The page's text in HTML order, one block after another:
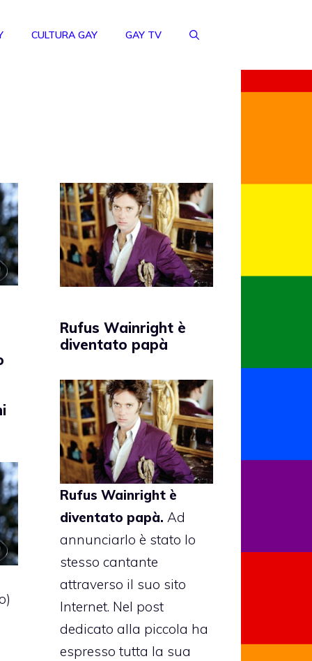
CULTURA GAY GAY TV
Rufus Wainright è
diventato papà
Rufus Wainright è
diventato papà. Ad
annunciarlo è stato lo
stesso cantante
attraverso il suo sito
Internet. Nel post
dedicato alla piccola ha
espresso tutta la sua